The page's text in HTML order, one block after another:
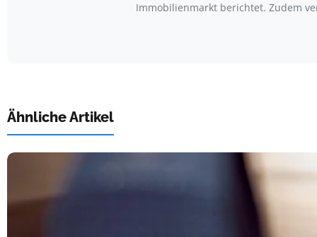
Immobilienmarkt berichtet. Zudem
Ähnliche Artikel